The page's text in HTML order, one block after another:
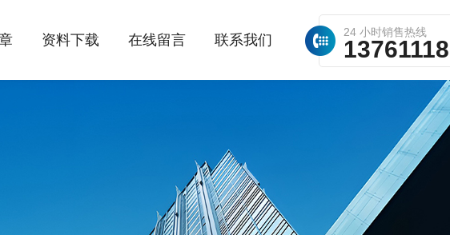
24 小时销售热线
资料下载 在线留言 联系我们